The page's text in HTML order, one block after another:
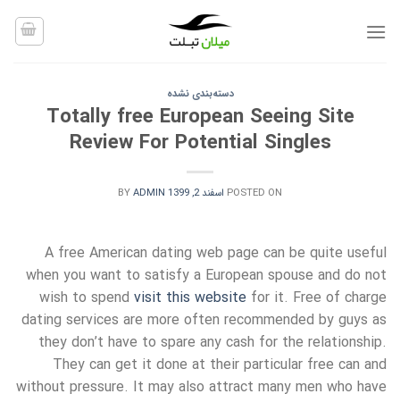
دسته‌بندی نشده
Totally free European Seeing Site
Review For Potential Singles
POSTED ON اسفند 2, 1399 BYADMIN
A free American dating web page can be quite useful
when you want to satisfy a European spouse and do not
wish to spend visit this website for it. Free of charge
dating services are more often recommended by guys as
they don’t have to spare any cash for the relationship.
They can get it done at their particular free can and
without pressure. It may also attract many men who have